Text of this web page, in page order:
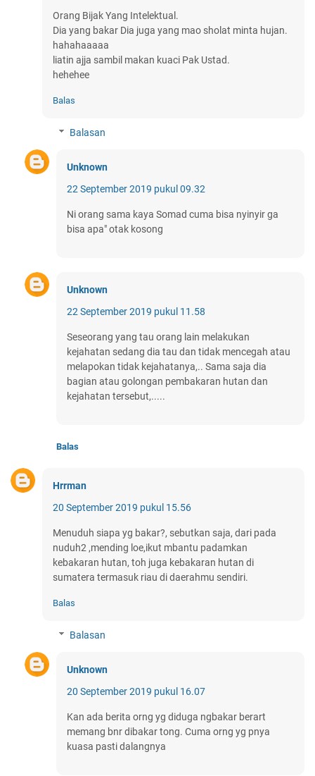
Orang Bijak Yang Intelektual.
Dia yang bakar Dia juga yang mao sholat minta hujan.
hahahaaaaa
liatin ajja sambil makan kuaci Pak Ustad.
hehehee
Balas
Balasan
Unknown
22 September 2019 pukul 09.32
Ni orang sama kaya Somad cuma bisa nyinyir ga
bisa apa" otak kosong
Unknown
22 September 2019 pukul 11.58
Seseorang yang tau orang lain melakukan
kejahatan sedang dia tau dan tidak mencegah atau
melapokan tidak kejahatanya,.. Sama saja dia
bagian atau golongan pembakaran hutan dan
kejahatan tersebut,.....
Balas
Hrrman
20 September 2019 pukul 15.56
Menuduh siapa yg bakar?, sebutkan saja, dari pada
nuduh2 ,mending loe,ikut mbantu padamkan
kebakaran hutan, toh juga kebakaran hutan di
sumatera termasuk riau di daerahmu sendiri.
Balas
Balasan
Unknown
20 September 2019 pukul 16.07
Kan ada berita orng yg diduga ngbakar berart
memang bnr dibakar tong. Cuma orng yg pnya
kuasa pasti dalangnya